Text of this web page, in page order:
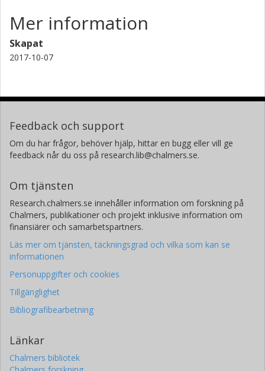
Ulf Gustavsson
Forskning
MUSTAFA ÖZEN
Chalmers, Mikroteknologi och nanovetenskap,
Mikrovågselektronik
Gigahertzcentrum
Ali Soltani Tehrani
Gigahertzcentrum
Chalmers, Signaler och system, Kommunikation, Antenner och
Optiska Nätverk
Forskning
Herbert Zirath
Gigahertzcentrum
Chalmers, Mikroteknologi och nanovetenskap,
Forskning
Mer information
Skapat
2017-10-07
Feedback och support
Om du har frågor, behöver hjälp, hittar en bugg eller vill ge
feedback når du oss på research.lib@chalmers.se.
Om tjänsten
Research.chalmers.se innehåller information om forskning på
Chalmers, publikationer och projekt inklusive information om
finansiärer och samarbetspartners.
Läs mer om tjänsten, täckningsgrad och vilka som kan se
informationen
Personuppgifter och cookies
Tillgänglighet
Bibliografibearbetning
Länkar
Chalmers bibliotek